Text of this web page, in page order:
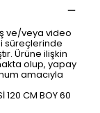
ve/veya video
süreçlerinde
Ürüne ilişkin
olup, yapay
amacıyla
120 CM BOY 60